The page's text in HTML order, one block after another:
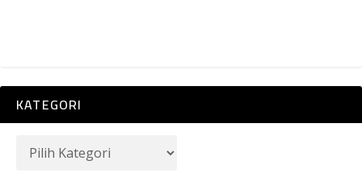
KATEGORI